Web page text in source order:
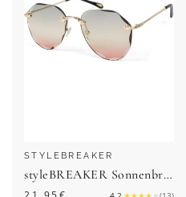
STYLEBREAKER
styleBREAKER Sonnenbrille Rahmenlose Piloten Sonnenbrille mit Diamant Schliff (1-St) Gradient